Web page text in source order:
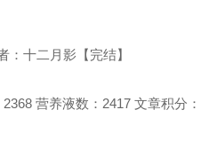
：十二月影【完结】
营养液数：2417 文章积分：